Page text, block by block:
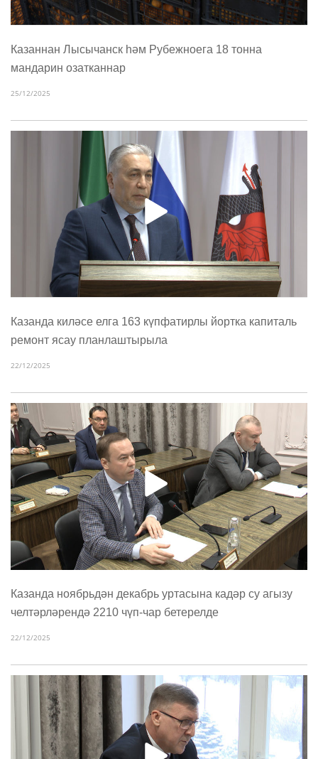
Казаннан Лысычанск һәм Рубежноега 18 тонна
мандарин озатканнар
25/12/2025
Казанда киләсе елга 163 күпфатирлы йортка капиталь
ремонт ясау планлаштырыла
22/12/2025
Казанда ноябрьдән декабрь уртасына кадәр су агызу
челтәрләрендә 2210 чүп-чар бетерелде
22/12/2025